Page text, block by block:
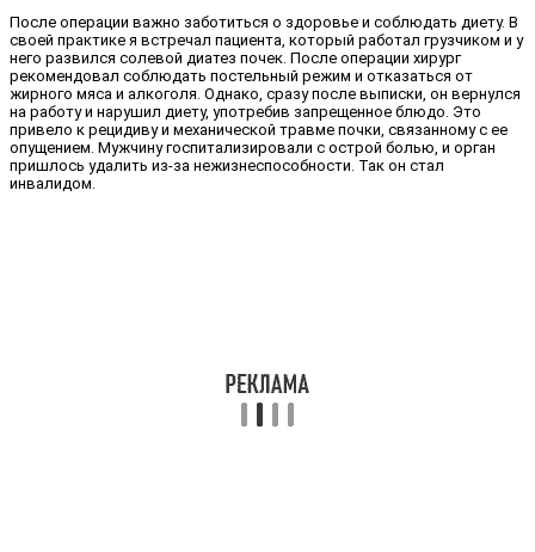
После операции важно заботиться о здоровье и соблюдать диету. В
своей практике я встречал пациента, который работал грузчиком и у
него развился солевой диатез почек. После операции хирург
рекомендовал соблюдать постельный режим и отказаться от
жирного мяса и алкоголя. Однако, сразу после выписки, он вернулся
на работу и нарушил диету, употребив запрещенное блюдо. Это
привело к рецидиву и механической травме почки, связанному с ее
опущением. Мужчину госпитализировали с острой болью, и орган
пришлось удалить из-за нежизнеспособности. Так он стал
инвалидом.